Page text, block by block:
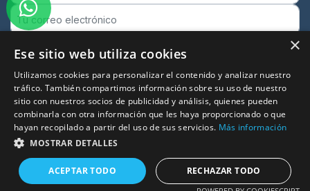
Suscribirse
Entidad certificada ISO 9001:2015
Garantía de calidad en formación presencial y online
© 2026 Puntua. Todos los derechos reservados.
×
Ese sitio web utiliza cookies
Utilizamos cookies para personalizar el contenido y analizar nuestro
tráfico. También compartimos información sobre su uso de nuestro
sitio con nuestros socios de publicidad y análisis, quienes pueden
combinarla con otra información que les haya proporcionado o que
hayan recopilado a partir del uso de sus servicios. Más información
MOSTRAR DETALLES
ACEPTAR TODO RECHAZAR TODO